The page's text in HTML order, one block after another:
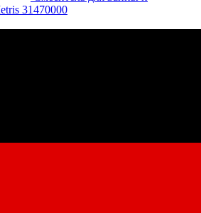
31470000